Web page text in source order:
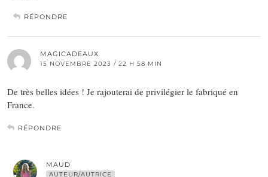
RÉPONDRE
MAGICADEAUX
15 NOVEMBRE 2023 / 22 H 58 MIN
De très belles idées ! Je rajouterai de privilégier le fabriqué en
France.
RÉPONDRE
MAUD
AUTEUR/AUTRICE